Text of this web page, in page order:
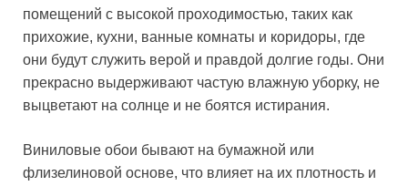
помещений с высокой проходимостью, таких как
прихожие, кухни, ванные комнаты и коридоры, где
они будут служить верой и правдой долгие годы. Они
прекрасно выдерживают частую влажную уборку, не
выцветают на солнце и не боятся истирания.
Виниловые обои бывают на бумажной или
флизелиновой основе, что влияет на их плотность и